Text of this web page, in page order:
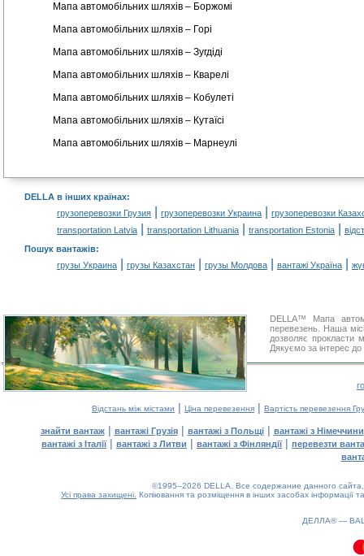
Мапа автомобільних шляхів – Боржомі
Мапа автомобільних шляхів – Горі
Мапа автомобільних шляхів – Зугдіді
Мапа автомобільних шляхів – Кварелі
Мапа автомобільних шляхів – Кобулеті
Мапа автомобільних шляхів – Кутаїсі
Мапа автомобільних шляхів – Марнеулі
DELLA в інших країнах:
грузоперевозки Грузия
грузоперевозки Украина
грузоперевозки
transportation Latvia
transportation Lithuania transportation Estonia
Пошук вантажів:
грузы Украина
грузы Казахстан грузы Молдова вантажі Україна
DELLA™ Мапа
перевезень. Наша
дозволяє прокласти
Дякуємо за інтерес
Відстань між містами | Ціна перевезення | Вартість перевезення
знайти вантаж| вантажі Грузія| вантажі з Польщі| вантажі з Німеччини
вантажі з Італії| вантажі з Литви | вантажі з Фінляндії| перевезти
©1995–2026 DELLA. Все содержание данного
Усі права захищені. Копіювання та розміщення в інших засобах інформації
ДЕЛЛА® —